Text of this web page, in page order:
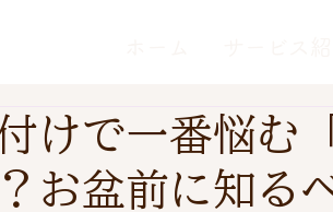
けで一番悩む
お盆前に知る